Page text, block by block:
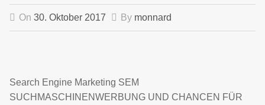
On 30. Oktober 2017 By monnard
Search Engine Marketing SEM
SUCHMASCHINENWERBUNG UND CHANCEN FÜR